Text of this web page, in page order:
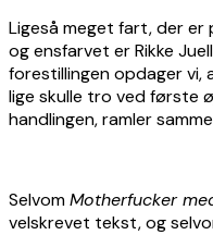
Ligeså meget fart, der
og ensfarvet er Rikke
forestillingen opdager vi,
lige skulle tro ved første
handlingen, ramler
SelvomMotherfucker
velskrevet tekst, og